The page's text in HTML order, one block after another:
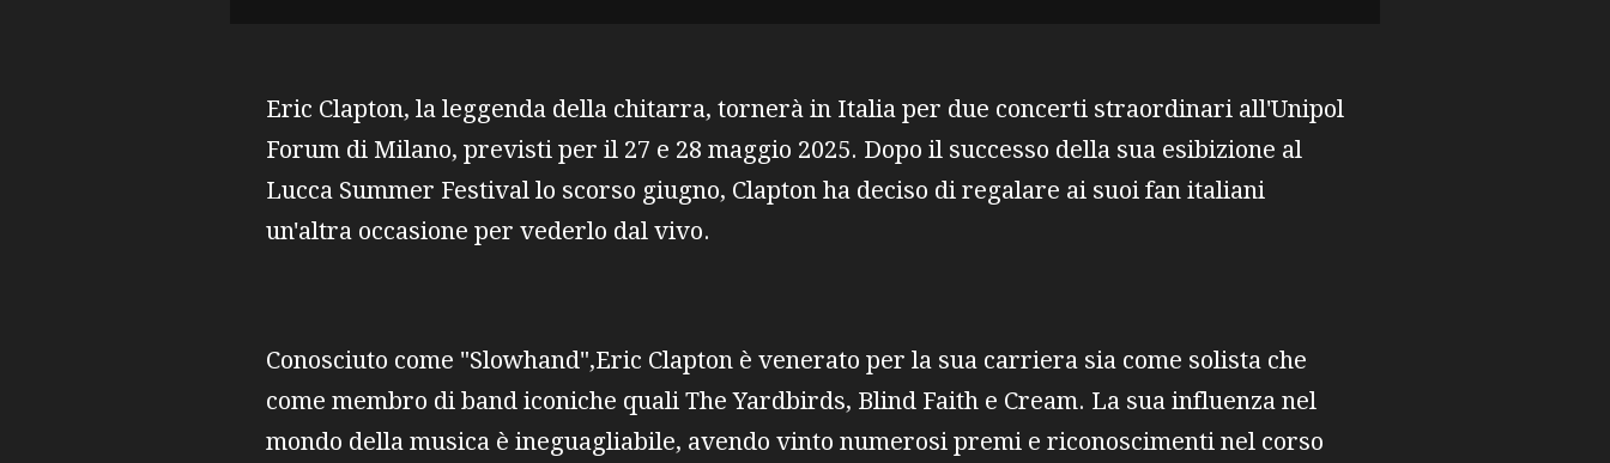
Eric Clapton, la leggenda della chitarra, tornerà in Italia per due concerti straordinari all'Unipol
Forum di Milano, previsti per il 27 e 28 maggio 2025. Dopo il successo della sua esibizione al
Lucca Summer Festival lo scorso giugno, Clapton ha deciso di regalare ai suoi fan italiani
un'altra occasione per vederlo dal vivo.
Conosciuto come "Slowhand",Eric Clapton è venerato per la sua carriera sia come solista che
come membro di band iconiche quali The Yardbirds, Blind Faith e Cream. La sua influenza nel
mondo della musica è ineguagliabile, avendo vinto numerosi premi e riconoscimenti nel corso